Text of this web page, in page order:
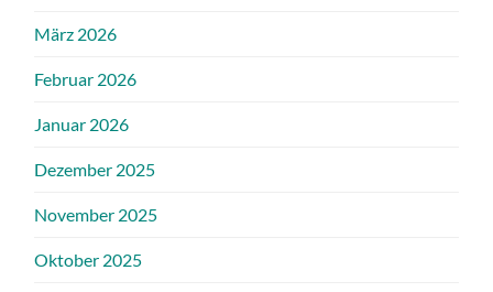
März 2026
Februar 2026
Januar 2026
Dezember 2025
November 2025
Oktober 2025